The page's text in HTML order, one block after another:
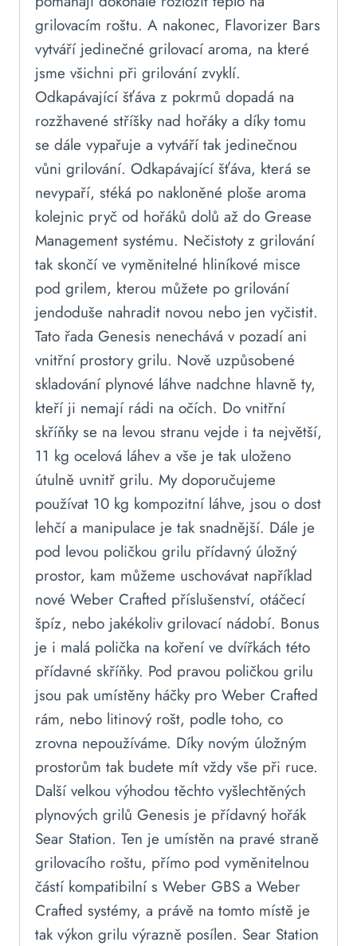
grilovacím roštu. A nakonec, Flavorizer Bars
vytváří jedinečné grilovací aroma, na které
jsme všichni při grilování zvyklí.
Odkapávající šťáva z pokrmů dopadá na
rozžhavené stříšky nad hořáky a díky tomu
se dále vypařuje a vytváří tak jedinečnou
vůni grilování. Odkapávající šťáva, která se
nevypaří, stéká po nakloněné ploše aroma
kolejnic pryč od hořáků dolů až do Grease
Management systému. Nečistoty z grilování
tak skončí ve vyměnitelné hliníkové misce
pod grilem, kterou můžete po grilování
jendoduše nahradit novou nebo jen vyčistit.
Tato řada Genesis nenechává v pozadí ani
vnitřní prostory grilu. Nově uzpůsobené
skladování plynové láhve nadchne hlavně ty,
kteří ji nemají rádi na očích. Do vnitřní
skříňky se na levou stranu vejde i ta největší,
11 kg ocelová láhev a vše je tak uloženo
útulně uvnitř grilu. My doporučujeme
používat 10 kg kompozitní láhve, jsou o dost
lehčí a manipulace je tak snadnější. Dále je
pod levou poličkou grilu přídavný úložný
prostor, kam můžeme uschovávat například
nové Weber Crafted příslušenství, otáčecí
špíz, nebo jakékoliv grilovací nádobí. Bonus
je i malá polička na koření ve dvířkách této
přídavné skříňky. Pod pravou poličkou grilu
jsou pak umístěny háčky pro Weber Crafted
rám, nebo litinový rošt, podle toho, co
zrovna nepoužíváme. Díky novým úložným
prostorům tak budete mít vždy vše při ruce.
Další velkou výhodou těchto vyšlechtěných
plynových grilů Genesis je přídavný hořák
Sear Station. Ten je umístěn na pravé straně
grilovacího roštu, přímo pod vyměnitelnou
částí kompatibilní s Weber GBS a Weber
Crafted systémy, a právě na tomto místě je
tak výkon grilu výrazně posílen. Sear Station